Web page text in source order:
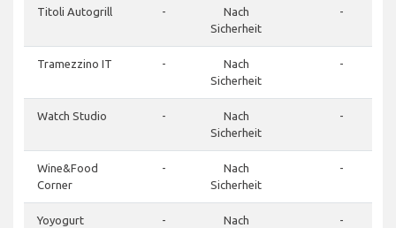
Titoli Autogrill -
Nach
Sicherheit
-
Tramezzino IT -
Nach
Sicherheit
-
Watch Studio -
Nach
Sicherheit
-
Wine&Food
Corner
-
Nach
Sicherheit
-
Yoyogurt -
Nach
-